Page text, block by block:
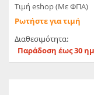
Τιμή eshop (Με ΦΠΑ)
Ρωτήστε για τιμή
Διαθεσιμότητα:
Παράδοση έως 30